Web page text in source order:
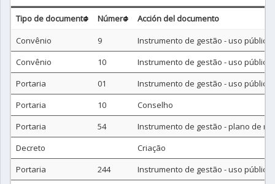
Tipo de documento Número
Acción del documento
Convênio
9
Instrumento de gestão - uso público
Convênio
10
Instrumento de gestão - uso público
Portaria
01
Instrumento de gestão - uso público
Portaria
10
Conselho
Portaria
54
Instrumento de gestão - plano de
Decreto
Criação
Portaria
244
Instrumento de gestão - uso público